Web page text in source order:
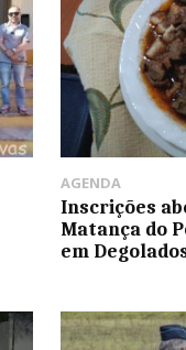
AGENDA
Inscrições
Matança do
em